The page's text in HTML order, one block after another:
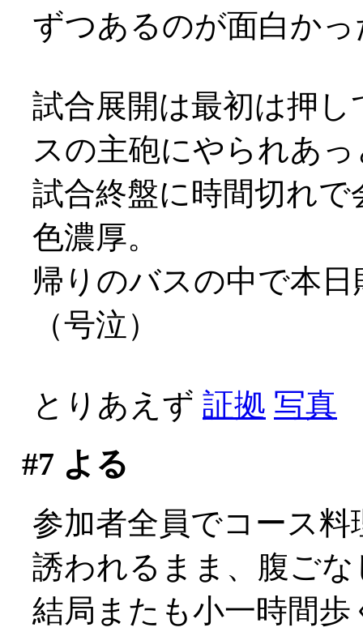
ずつあるのが面白か
試合展開は最初は押
スの主砲にやられあ
試合終盤に時間切れ
色濃厚。
帰りのバスの中で本
（号泣）
とりあえず 証拠 写真
#7 よる
参加者全員でコース料
誘われるまま、腹ご
結局またも小一時間歩